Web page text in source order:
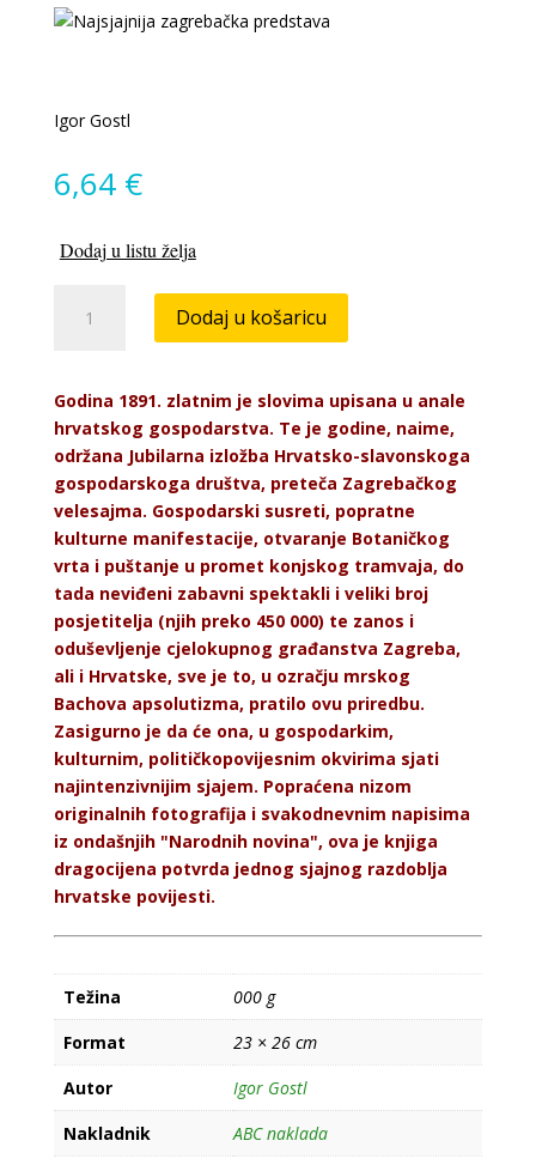
Igor Gostl
6,64 €
Dodaj u listu želja
zagrebačka
Dodaj u košaricu
Godina 1891. zlatnim je slovima upisana u anale
hrvatskog gospodarstva. Te je godine, naime,
održana Jubilarna izložba Hrvatsko-slavonskoga
gospodarskoga društva, preteča Zagrebačkog
velesajma. Gospodarski susreti, popratne
kulturne manifestacije, otvaranje Botaničkog
vrta i puštanje u promet konjskog tramvaja, do
tada neviđeni zabavni spektakli i veliki broj
posjetitelja (njih preko 450 000) te zanos i
oduševljenje cjelokupnog građanstva Zagreba,
ali i Hrvatske, sve je to, u ozračju mrskog
Bachova apsolutizma, pratilo ovu priredbu.
Zasigurno je da će ona, u gospodarkim,
kulturnim, političkopovijesnim okvirima sjati
najintenzivnijim sjajem. Popraćena nizom
originalnih fotografija i svakodnevnim napisima
iz ondašnjih "Narodnih novina", ova je knjiga
dragocijena potvrda jednog sjajnog razdoblja
hrvatske povijesti.
Težina
000 g
Format
23 × 26 cm
Autor
Igor Gostl
Nakladnik
ABC naklada